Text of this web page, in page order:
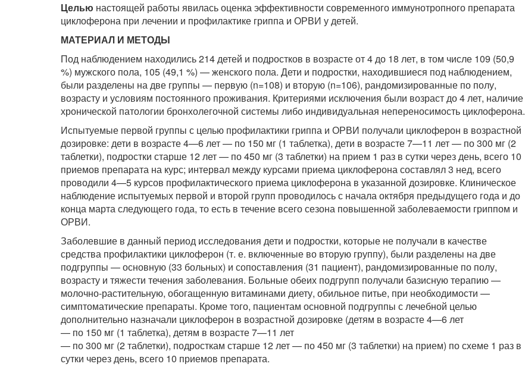
Целью настоящей работы явилась оценка эффективности современного иммунотропного препарата
циклоферона при лечении и профилактике гриппа и ОРВИ у детей.
МАТЕРИАЛ И МЕТОДЫ
Под наблюдением находились 214 детей и подростков в возрасте от 4 до 18 лет, в том числе 109 (50,9
%) мужского пола, 105 (49,1 %) — женского пола. Дети и подростки, находившиеся под наблюдением,
были разделены на две группы — первую (n=108) и вторую (n=106), рандомизированные по полу,
возрасту и условиям постоянного проживания. Критериями исключения были возраст до 4 лет, наличие
хронической патологии бронхолегочной системы либо индивидуальная непереносимость циклоферона.
Испытуемые первой группы с целью профилактики гриппа и ОРВИ получали циклоферон в возрастной
дозировке: дети в возрасте 4—6 лет — по 150 мг (1 таблетка), дети в возрасте 7—11 лет — по 300 мг (2
таблетки), подростки старше 12 лет — по 450 мг (3 таблетки) на прием 1 раз в сутки через день, всего 10
приемов препарата на курс; интервал между курсами приема циклоферона составлял 3 нед, всего
проводили 4—5 курсов профилактического приема циклоферона в указанной дозировке. Клиническое
наблюдение испытуемых первой и второй групп проводилось с начала октября предыдущего года и до
конца марта следующего года, то есть в течение всего сезона повышенной заболеваемости гриппом и
ОРВИ.
Заболевшие в данный период исследования дети и подростки, которые не получали в качестве
средства профилактики циклоферон (т. е. включенные во вторую группу), были разделены на две
подгруппы — основную (33 больных) и сопоставления (31 пациент), рандомизированные по полу,
возрасту и тяжести течения заболевания. Больные обеих подгрупп получали базисную терапию —
молочно-растительную, обогащенную витаминами диету, обильное питье, при необходимости —
симптоматические препараты. Кроме того, пациентам основной подгруппы с лечебной целью
дополнительно назначали циклоферон в возрастной дозировке (детям в возрасте 4—6 лет
— по 150 мг (1 таблетка), детям в возрасте 7—11 лет
— по 300 мг (2 таблетки), подросткам старше 12 лет — по 450 мг (3 таблетки) на прием) по схеме 1 раз в
сутки через день, всего 10 приемов препарата.